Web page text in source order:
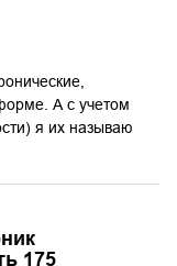
А с учетом
я их называю
175